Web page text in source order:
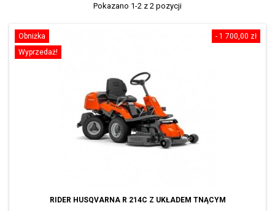
Pokazano 1-2 z 2 pozycji
- 1 700,00 zł
Obniżka
Wyprzedaż!
RIDER HUSQVARNA R 214C Z UKŁADEM TNĄCYM